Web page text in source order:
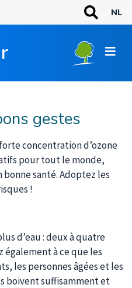
au
principal
MOTS-
CLÉS
NL
gestes
concentration d’ozone
pour tout le monde,
bonne santé. Adoptez les
!
d’eau : deux à quatre
également à ce que les
les personnes âgées et les
boivent suffisamment et